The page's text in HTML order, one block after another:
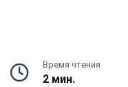
Время чтения
2 мин.